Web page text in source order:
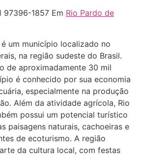
97396-1857 Em Rio Pardo de
um município localizado no
na região sudeste do Brasil.
de aproximadamente 30 mil
é conhecido por sua economia
especialmente na produção
Além da atividade agrícola, Rio
possui um potencial turístico
paisagens naturais, cachoeiras e
de ecoturismo. A região
da cultura local, com festas
http://www.proaborto.com)
estou preparada em varias
áreas mas psicologicamente p ter
nao estou
05/2026 17:09:20
(1999997****
http://www.proaborto.com)
q seja
05/2026 17:09:25